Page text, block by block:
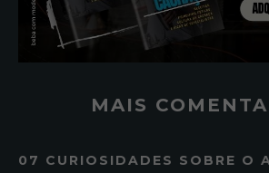
MAIS
07 CURIOSIDADES SOBRE O